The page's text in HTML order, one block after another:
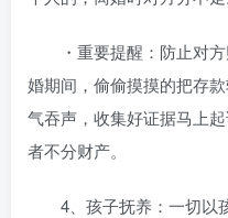
・重要提醒：防止对方
婚期间，偷偷摸摸的把存
气吞声，收集好证据马上
者不分财产。
4、孩子抚养：一切以